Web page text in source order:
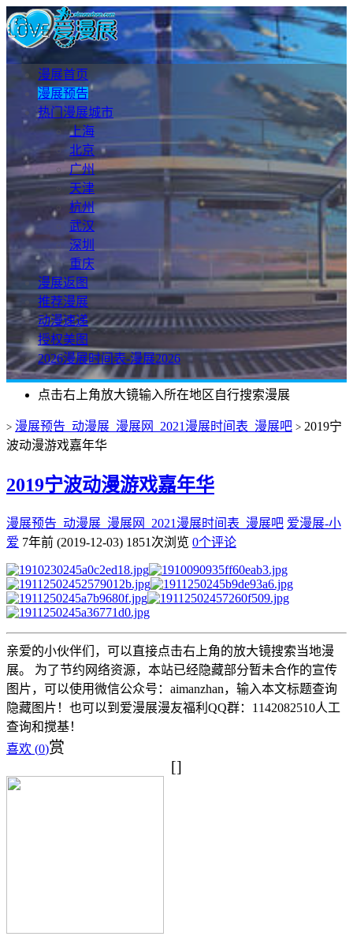
漫展首页
漫展预告
热门漫展城市
上海
北京
广州
天津
杭州
武汉
深圳
重庆
漫展返图
推荐漫展
动漫速递
授权美图
2026漫展时间表-漫展2026
点击右上角放大镜输入所在地区自行搜索漫展
> 漫展预告_动漫展_漫展网_2021漫展时间表_漫展吧 > 2019宁
波动漫游戏嘉年华
2019宁波动漫游戏嘉年华
漫展预告_动漫展_漫展网_2021漫展时间表_漫展吧 爱漫展-小
爱 7年前 (2019-12-03) 1851次浏览 0个评论
亲爱的小伙伴们，可以直接点击右上角的放大镜搜索当地漫
展。 为了节约网络资源，本站已经隐藏部分暂未合作的宣传
图片，可以使用微信公众号：aimanzhan，输入本文标题查询
隐藏图片！也可以到爱漫展漫友福利QQ群：1142082510人工
查询和搅基！
喜欢 (0)赏
[]